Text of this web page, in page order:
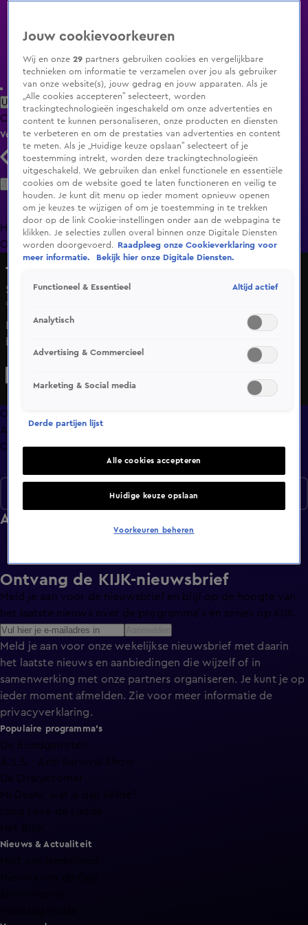
Uitzending Gemist Populaire programma's Zenders Genres
ClipsFilmsRadioSmart TV inlogShop
Volg KIJK
Zoeken
HomeUitzending Gemist Programma's De Bondgenoten
OranjezomerLivestreamsShop
Top 10
Seizoen 1, aflevering 6
9 dec 2024, 08:00
Dit is de Top 10 van De Bondgenoten. Hierin komen de
best bekeken fragmenten van De Bondgenoten aan bod.
Overzicht
Afleveringen
Clips
Afleveringen
Ontvang de KIJK-nieuwsbrief
Meld je aan voor de nieuwsbrief en blijf op de hoogte van
het laatste nieuws over de programma’s en series op KIJK.
Meld je aan voor onze wekelijkse nieuwsbrief met daarin
het laatste nieuws en aanbiedingen die wijzelf of in
samenwerking met onze partners organiseren. Je kunt je op
ieder moment afmelden. Zie voor meer informatie de
privacyverklaring.
Populaire programma's
De Bondgenoten
A.S.S. - Anti Survival Show
De Oranjezomer
Mi Dushi: wat is dan liefde?
Lang Leve de Liefde
Nieuws & Actualiteit
Jouw cookievoorkeuren
Wij en onze29 partners gebruiken cookies en vergelijkbare
technieken om informatie te verzamelen over jou als gebruiker
van onze website(s), jouw gedrag en jouw apparaten. Als je
„Alle cookies accepteren” selecteert, worden
trackingtechnologieën ingeschakeld om onze advertenties en
content te kunnen personaliseren, onze producten en diensten
te verbeteren en om de prestaties van advertenties en content
te meten. Als je „Huidige keuze opslaan” selecteert of je
toestemming intrekt, worden deze trackingtechnologieën
uitgeschakeld. We gebruiken dan enkel functionele en essentiële
cookies om de website goed te laten functioneren en veilig te
houden. Je kunt dit menu op ieder moment opnieuw openen
om je keuzes te wijzigen of om je toestemming in te trekken
door op de link Cookie-instellingen onder aan de webpagina te
klikken. Je selecties zullen overal binnen onze Digitale Diensten
worden doorgevoerd.
Raadpleeg onze Cookieverklaring voor
meer informatie.
Bekijk hier onze Digitale Diensten.
Functioneel & Essentieel Altijd actief
Analytisch
Advertising & Commercieel
Marketing & Social media
Derde partijen lijst
Alle cookies accepteren
Huidige keuze opslaan
Voorkeuren beheren